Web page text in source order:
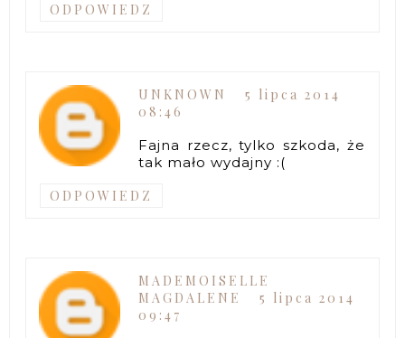
ODPOWIEDZ
UNKNOWN
5 lipca 2014
08:46
Fajna rzecz, tylko szkoda, że
tak mało wydajny :(
ODPOWIEDZ
MADEMOISELLE
MAGDALENE
5 lipca 2014
09:47